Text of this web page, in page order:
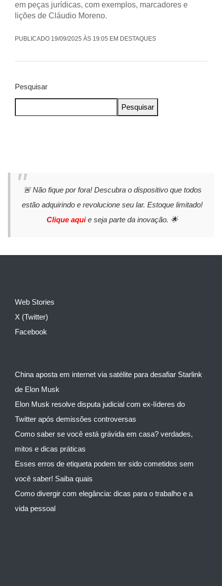
em peças jurídicas, com exemplos, marcadores e
lições de Cláudio Moreno.
PUBLICADO 19/09/2025 ÀS 19:05 EM DESTAQUES
Pesquisar
Pesquisar
🚨 Não fique por fora! Descubra o dispositivo que todos
estão adquirindo e revolucione seu lar. Estoque limitado!
Clique aquie seja parte da inovação. 🌟
Web Stories
X (Twitter)
Facebook
China aposta em internet via satélite para desafiar Starlink
de Elon Musk
Elon Musk resolve disputa judicial com ex-líderes do
Twitter após demissões controversas
Como saber se você está grávida em casa? verdades,
mitos e dicas práticas
Esses erros de etiqueta podem ter sido cometidos sem
você saber! Saiba quais
Como divergir com elegância: dicas para o trabalho e a
vida pessoal